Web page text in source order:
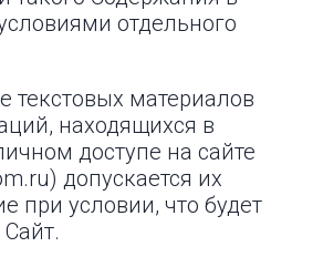
отдельного
текстовых материалов
находящихся в
доступе на сайте
допускается их
при условии, что будет